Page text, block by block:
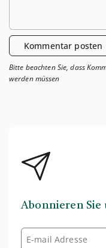
Kommentar posten
Bitte beachten Sie, dass
werden müssen
Abonnieren Sie